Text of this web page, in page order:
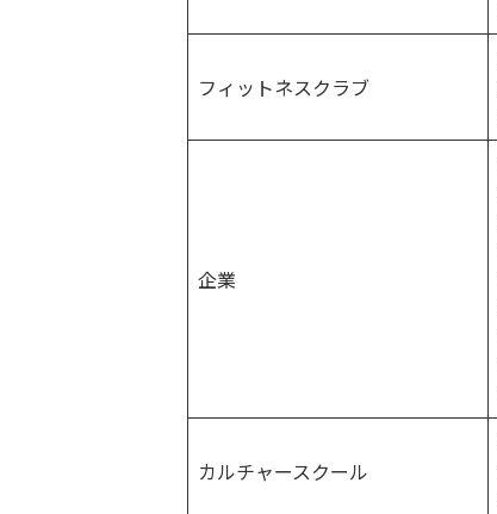
フィットネスクラブ
企業
カルチャースクール